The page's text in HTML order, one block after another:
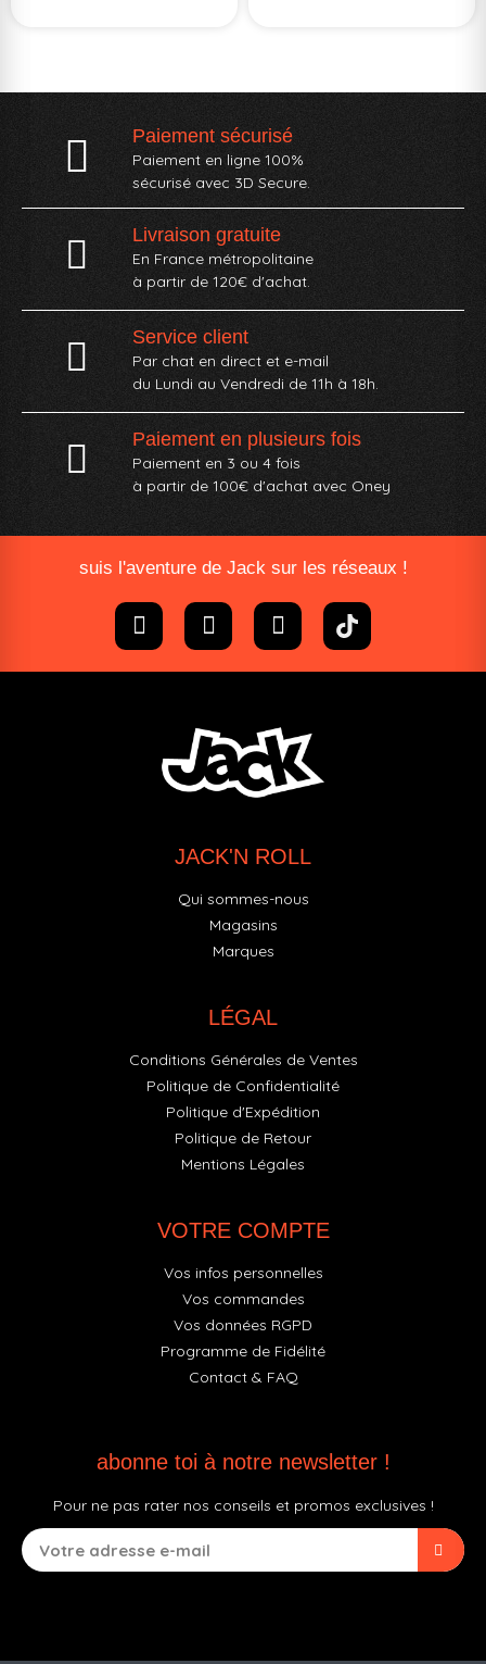
Paiement sécurisé
Paiement en ligne 100%
sécurisé avec 3D Secure.
Livraison gratuite
En France métropolitaine
à partir de 120€ d'achat.
Service client
Par chat en direct et e-mail
du Lundi au Vendredi de 11h à 18h.
Paiement en plusieurs fois
Paiement en 3 ou 4 fois
à partir de 100€ d'achat avec Oney​
suis l'aventure de Jack sur les réseaux !
JACK'N ROLL
Qui sommes-nous
Magasins
Marques
LÉGAL
Conditions Générales de Ventes
Politique de Confidentialité
Politique d'Expédition
Politique de Retour
Mentions Légales
VOTRE COMPTE
Vos infos personnelles
Vos commandes
Vos données RGPD
Programme de Fidélité
Contact & FAQ
abonne toi à notre newsletter !
Pour ne pas rater nos conseils et promos exclusives !